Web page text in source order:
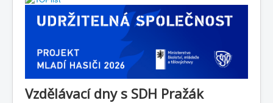
Vzdělávací dny s SDH Pražák